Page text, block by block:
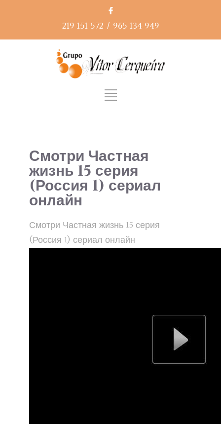
219 151 572 / 965 134 949
Смотри Частная
жизнь 15 серия
(Россия 1) сериал
онлайн
Смотри Частная жизнь 15 серия
(Россия 1) сериал онлайн